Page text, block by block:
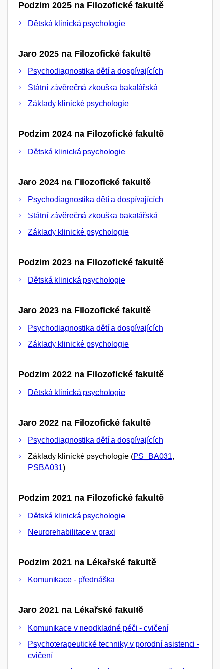
Podzim 2025 na Filozofické fakultě
Dětská klinická psychologie
Jaro 2025 na Filozofické fakultě
Psychodiagnostika dětí a dospívajících
Státní závěrečná zkouška bakalářská
Základy klinické psychologie
Podzim 2024 na Filozofické fakultě
Dětská klinická psychologie
Jaro 2024 na Filozofické fakultě
Psychodiagnostika dětí a dospívajících
Státní závěrečná zkouška bakalářská
Základy klinické psychologie
Podzim 2023 na Filozofické fakultě
Dětská klinická psychologie
Jaro 2023 na Filozofické fakultě
Psychodiagnostika dětí a dospívajících
Základy klinické psychologie
Podzim 2022 na Filozofické fakultě
Dětská klinická psychologie
Jaro 2022 na Filozofické fakultě
Psychodiagnostika dětí a dospívajících
Základy klinické psychologie (PS_BA031,
PSBA031)
Podzim 2021 na Filozofické fakultě
Dětská klinická psychologie
Neurorehabilitace v praxi
Podzim 2021 na Lékařské fakultě
Komunikace - přednáška
Jaro 2021 na Lékařské fakultě
Komunikace v neodkladné péči - cvičení
Psychoterapeutické techniky v porodní asistenci -
cvičení